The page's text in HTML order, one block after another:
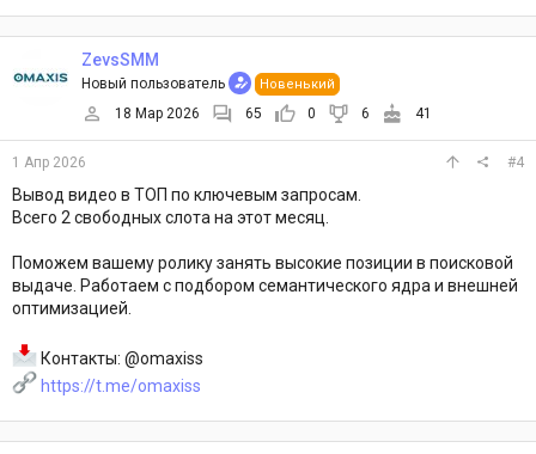
ZevsSMM
Новый пользователь Новенький
18 Мар 2026 65 0 6 41
1 Апр 2026 #4
Вывод видео в ТОП по ключевым запросам.
Всего 2 свободных слота на этот месяц.
Поможем вашему ролику занять высокие позиции в поисковой
выдаче. Работаем с подбором семантического ядра и внешней
оптимизацией.
Контакты: @omaxiss
https://t.me/omaxiss